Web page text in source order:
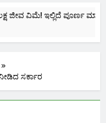
ಜೀವ ವಿಮೆ! ಇಲ್ಲಿದೆ ಪೂರ್ಣ ಮಾಹಿತಿ.
ಸರ್ಕಾರ